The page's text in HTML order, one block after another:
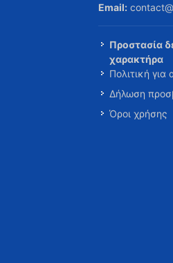
Email:
Προστασία
χαρακτήρα
Πολιτική
Δήλωση
Όροι χρήσης